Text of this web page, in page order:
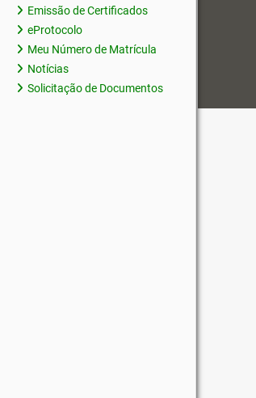
Emissão de Certificados
eProtocolo
Meu Número de Matrícula
Notícias
Solicitação de Documentos